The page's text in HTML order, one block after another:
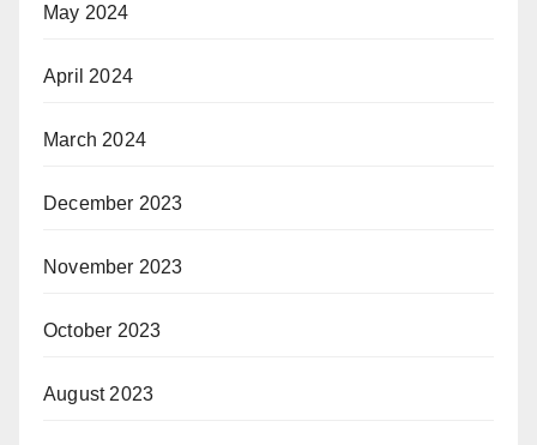
May 2024
April 2024
March 2024
December 2023
November 2023
October 2023
August 2023